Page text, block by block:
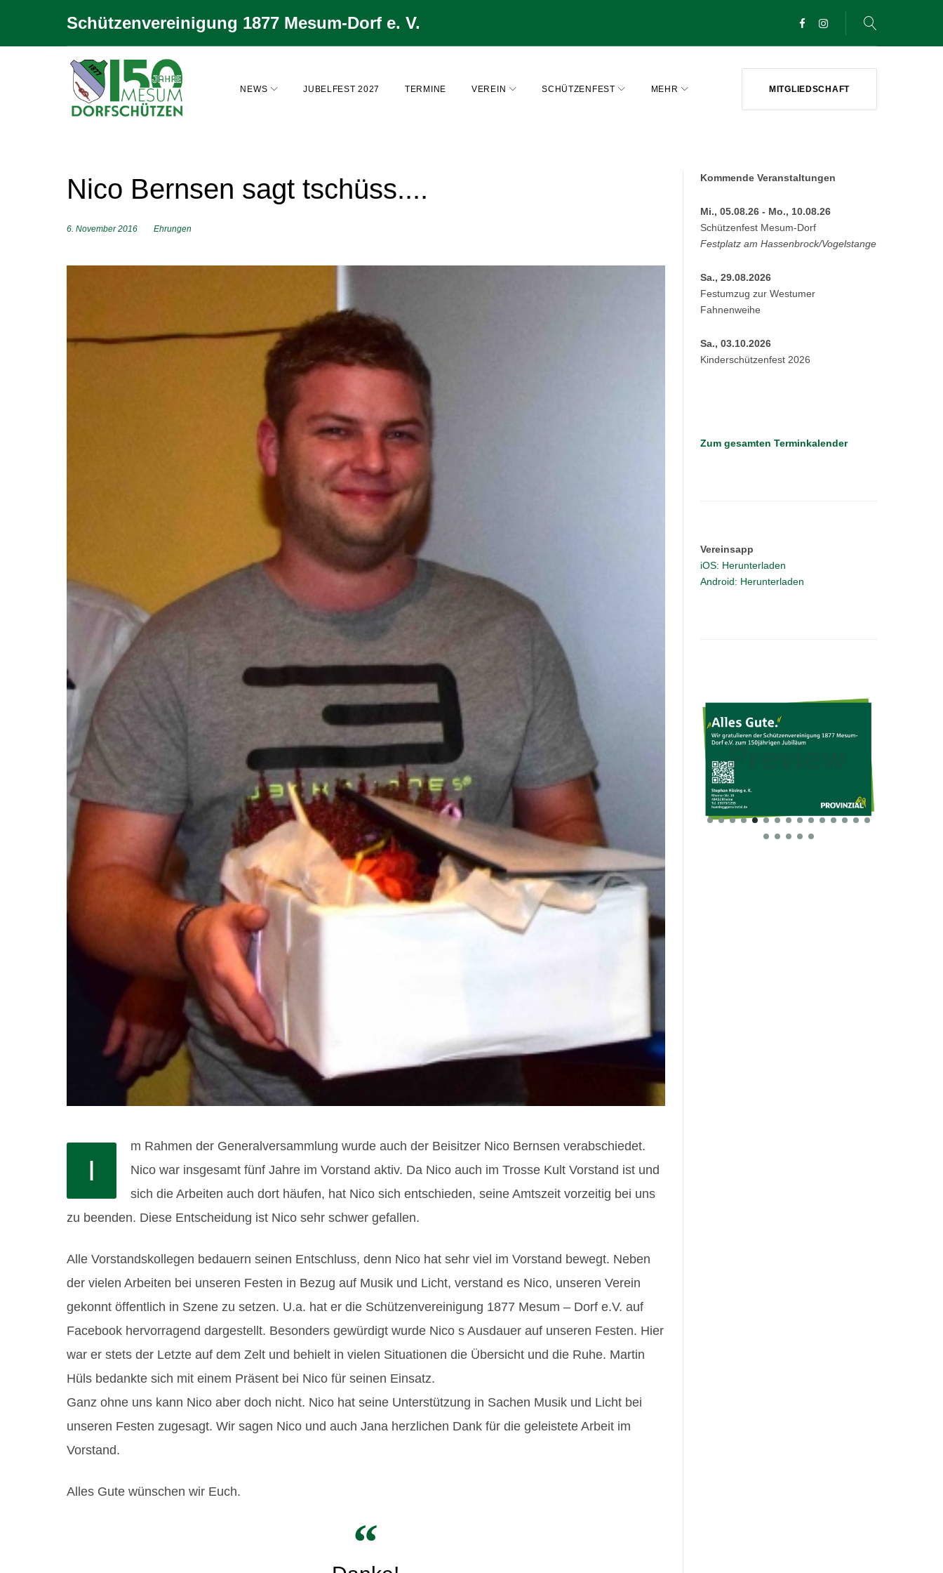
Schützenvereinigung 1877 Mesum-Dorf e. V.
Facebook
Instagram
NEWS JUBELFEST 2027 TERMINE VEREIN SCHÜTZENFEST MEHR MITGLIEDSCHAFT
Nico Bernsen sagt tschüss....
6. November 2016 Ehrungen
I
m Rahmen der Generalversammlung wurde auch der Beisitzer Nico Bernsen verabschiedet.
Nico war insgesamt fünf Jahre im Vorstand aktiv. Da Nico auch im Trosse Kult Vorstand ist und
sich die Arbeiten auch dort häufen, hat Nico sich entschieden, seine Amtszeit vorzeitig bei uns
zu beenden. Diese Entscheidung ist Nico sehr schwer gefallen.
Alle Vorstandskollegen bedauern seinen Entschluss, denn Nico hat sehr viel im Vorstand bewegt. Neben
der vielen Arbeiten bei unseren Festen in Bezug auf Musik und Licht, verstand es Nico, unseren Verein
gekonnt öffentlich in Szene zu setzen. U.a. hat er die Schützenvereinigung 1877 Mesum – Dorf e.V. auf
Facebook hervorragend dargestellt. Besonders gewürdigt wurde Nico s Ausdauer auf unseren Festen. Hier
war er stets der Letzte auf dem Zelt und behielt in vielen Situationen die Übersicht und die Ruhe. Martin
Hüls bedankte sich mit einem Präsent bei Nico für seinen Einsatz.
Ganz ohne uns kann Nico aber doch nicht. Nico hat seine Unterstützung in Sachen Musik und Licht bei
unseren Festen zugesagt. Wir sagen Nico und auch Jana herzlichen Dank für die geleistete Arbeit im
Vorstand.
Alles Gute wünschen wir Euch.
Kommende Veranstaltungen
Mi., 05.08.26 - Mo., 10.08.26
Schützenfest Mesum-Dorf
Festplatz am Hassenbrock/Vogelstange
Sa., 29.08.2026
Festumzug zur Westumer
Fahnenweihe
Sa., 03.10.2026
Kinderschützenfest 2026
Zum gesamten Terminkalender
Vereinsapp
iOS: Herunterladen
Android: Herunterladen